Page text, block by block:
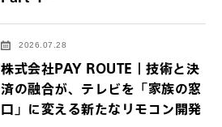
2026.07.28
株式会社PAY ROUTE｜技術と決
済の融合が、テレビを「家族の窓
口」に変える新たなリモコン開発